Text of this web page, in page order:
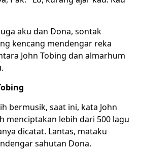
aku dan Dona, sontak
kencang mendengar reka
John Tobing dan almarhum
bermusik, saat ini, kata John
menciptakan lebih dari 500 lagu
dicatat. Lantas, mataku
sahutan Dona.